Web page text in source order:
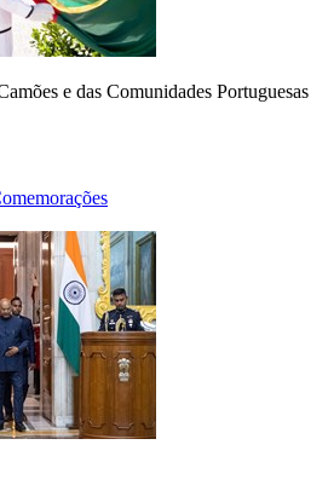
e das Comunidades Portuguesas